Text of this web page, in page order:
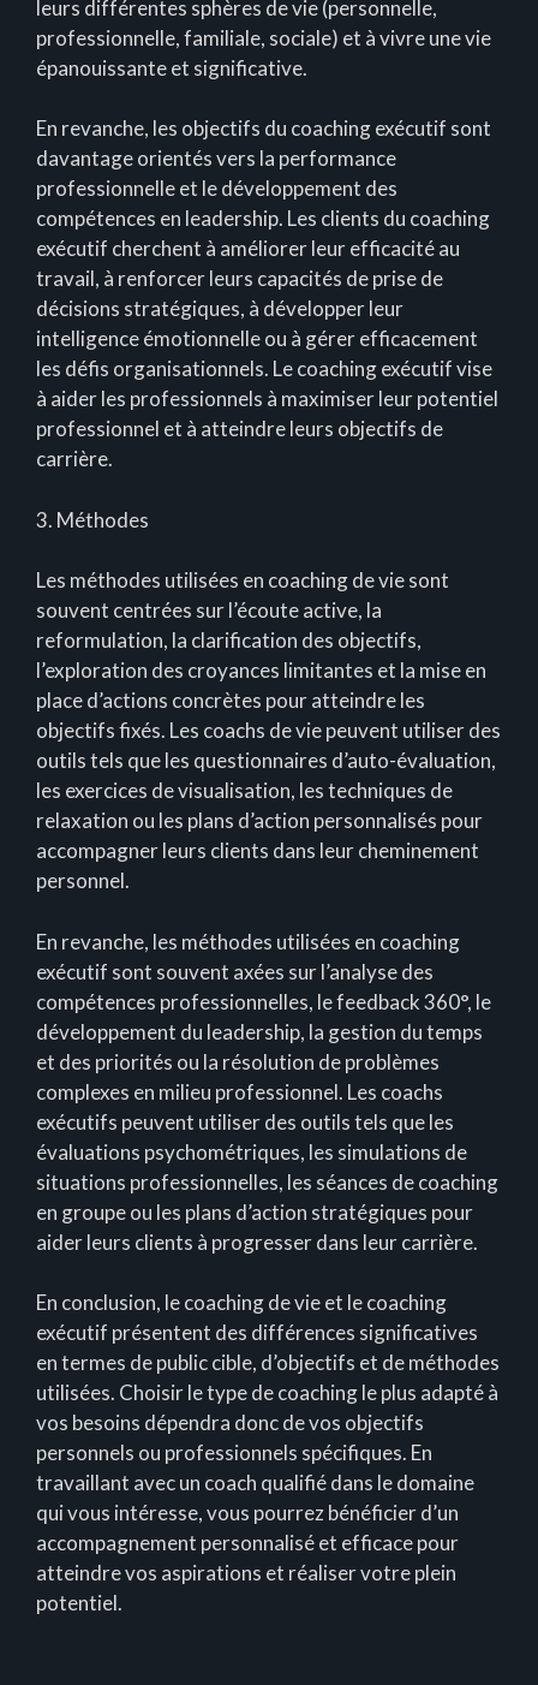
leurs différentes sphères de vie (personnelle,
professionnelle, familiale, sociale) et à vivre une vie
épanouissante et significative.
En revanche, les objectifs du coaching exécutif sont
davantage orientés vers la performance
professionnelle et le développement des
compétences en leadership. Les clients du coaching
exécutif cherchent à améliorer leur efficacité au
travail, à renforcer leurs capacités de prise de
décisions stratégiques, à développer leur
intelligence émotionnelle ou à gérer efficacement
les défis organisationnels. Le coaching exécutif vise
à aider les professionnels à maximiser leur potentiel
professionnel et à atteindre leurs objectifs de
carrière.
3. Méthodes
Les méthodes utilisées en coaching de vie sont
souvent centrées sur l’écoute active, la
reformulation, la clarification des objectifs,
l’exploration des croyances limitantes et la mise en
place d’actions concrètes pour atteindre les
objectifs fixés. Les coachs de vie peuvent utiliser des
outils tels que les questionnaires d’auto-évaluation,
les exercices de visualisation, les techniques de
relaxation ou les plans d’action personnalisés pour
accompagner leurs clients dans leur cheminement
personnel.
En revanche, les méthodes utilisées en coaching
exécutif sont souvent axées sur l’analyse des
compétences professionnelles, le feedback 360°, le
développement du leadership, la gestion du temps
et des priorités ou la résolution de problèmes
complexes en milieu professionnel. Les coachs
exécutifs peuvent utiliser des outils tels que les
évaluations psychométriques, les simulations de
situations professionnelles, les séances de coaching
en groupe ou les plans d’action stratégiques pour
aider leurs clients à progresser dans leur carrière.
En conclusion, le coaching de vie et le coaching
exécutif présentent des différences significatives
en termes de public cible, d’objectifs et de méthodes
utilisées. Choisir le type de coaching le plus adapté à
vos besoins dépendra donc de vos objectifs
personnels ou professionnels spécifiques. En
travaillant avec un coach qualifié dans le domaine
qui vous intéresse, vous pourrez bénéficier d’un
accompagnement personnalisé et efficace pour
atteindre vos aspirations et réaliser votre plein
potentiel.